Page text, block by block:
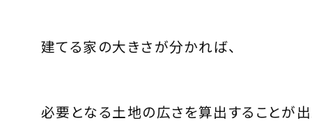
建てる家の大きさが分かれば、
必要となる土地の広さを算出することが